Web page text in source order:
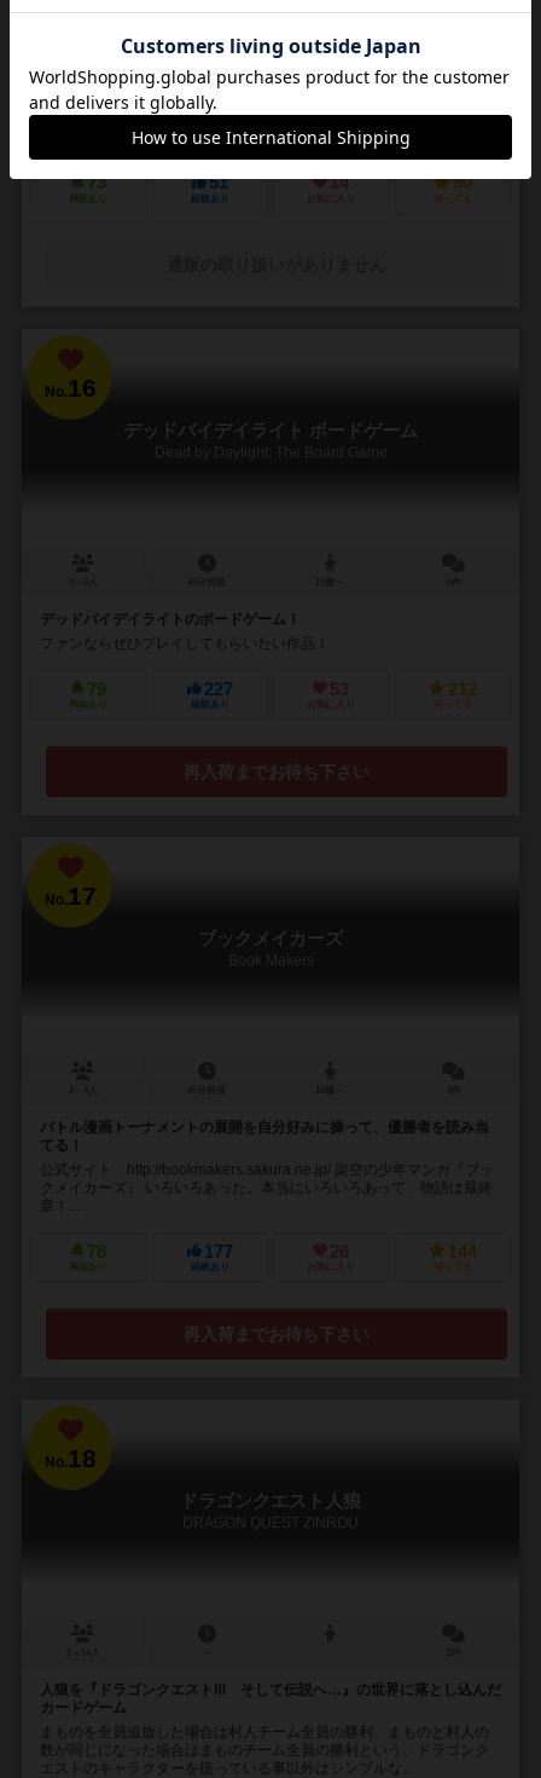
14歳～
悪夢のような街で他の狩人を出し抜いて「血の遺志」を集めろ
ＰＳ４で発売されたフロムソフトウェアのブラッドボーンのカードゲ
ーム化。 かつて栄華を極めた古都ヤーナムでは風土病「獣の病」がは
びこっていた。あなたは「獣の病」の罹患者で...
73
興味あり
51
経験あり
14
お気に入り
50
持ってる
No. 16
デッドバイデイライト ボードゲーム
Dead by Daylight: The Board Game
デッドバイデイライトのボードゲーム！
ファンならぜひプレイしてもらいたい作品！
79
興味あり
227
経験あり
53
お気に入り
212
持ってる
再入荷までお待ち下さい
No.17
ブックメイカーズ
Book Makers
バトル漫画トーナメントの展開を自分好みに操って、優勝者を読み当
てる！
公式サイト http://bookmakers.sakura.ne.jp/ 架空の少年マンガ『ブッ
クメイカーズ』 いろいろあった。本当にいろいろあって、物語は最終
章！...
78
興味あり
177
経験あり
26
お気に入り
144
持ってる
再入荷までお待ち下さい
No.18
ドラゴンクエスト人狼
DRAGON QUEST ZINROU
人狼を『ドラゴンクエストⅢ そして伝説へ…』の世界に落とし込んだ
カードゲーム
まものを全員追放した場合は村人チーム全員の勝利、まものと村人の
数が同じになった場合はまものチーム全員の勝利という、ドラゴンク
エストのキャラクターを扱っている事以外はシンプルな...